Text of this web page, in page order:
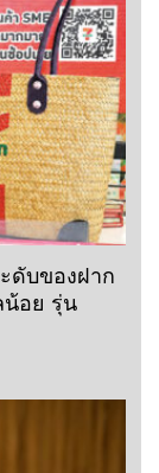
ดับของฝาก
น้อย รุ่น